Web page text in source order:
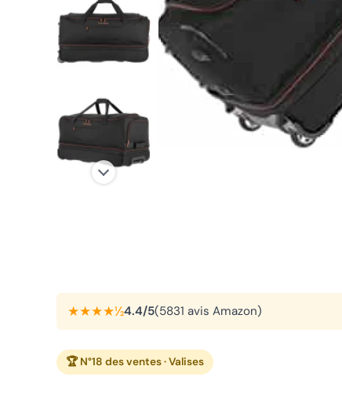
★★★★½4.4/5(5831 avis Amazon)
🏆 N°18 des ventes · Valises